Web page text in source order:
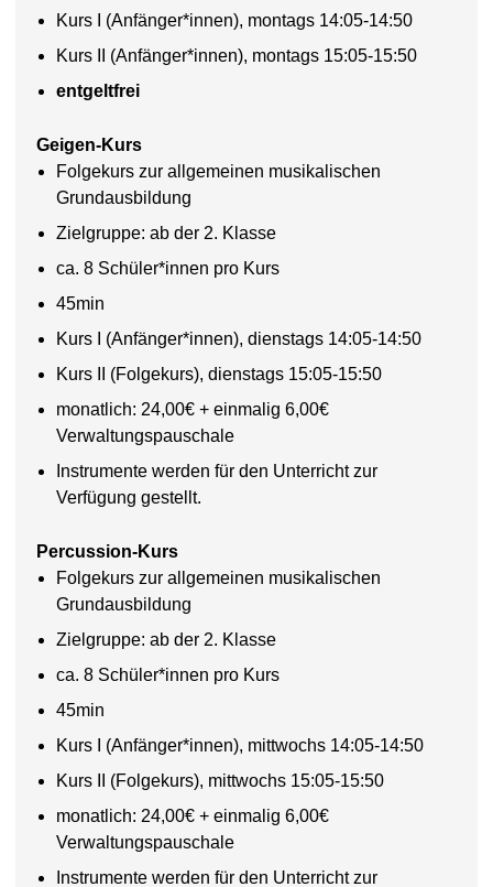
Kurs I (Anfänger*innen), montags 14:05-14:50
Kurs II (Anfänger*innen), montags 15:05-15:50
entgeltfrei
Geigen-Kurs
Folgekurs zur allgemeinen musikalischen
Grundausbildung
Zielgruppe: ab der 2. Klasse
ca. 8 Schüler*innen pro Kurs
45min
Kurs I (Anfänger*innen), dienstags 14:05-14:50
Kurs II (Folgekurs), dienstags 15:05-15:50
monatlich: 24,00€ + einmalig 6,00€
Verwaltungspauschale
Instrumente werden für den Unterricht zur
Verfügung gestellt.
Percussion-Kurs
Folgekurs zur allgemeinen musikalischen
Grundausbildung
Zielgruppe: ab der 2. Klasse
ca. 8 Schüler*innen pro Kurs
45min
Kurs I (Anfänger*innen), mittwochs 14:05-14:50
Kurs II (Folgekurs), mittwochs 15:05-15:50
monatlich: 24,00€ + einmalig 6,00€
Verwaltungspauschale
Instrumente werden für den Unterricht zur